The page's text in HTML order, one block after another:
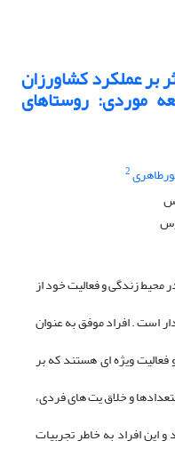
بر عملکرد کشاورزان
موردی: روستاهای
2
محیط زندگی و فعالیت خود از
است . افراد موفق به عنوان
ویژه ای هستند که بر
و خلاق یت های فردی،
این افراد به خاطر تجربیات